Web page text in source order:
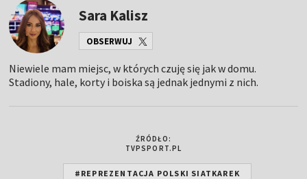
Sara Kalisz
OBSERWUJ
Niewiele mam miejsc, w których czuję się jak w domu.
Stadiony, hale, korty i boiska są jednak jednymi z nich.
ŹRÓDŁO:
TVPSPORT.PL
#REPREZENTACJA POLSKI SIATKAREK